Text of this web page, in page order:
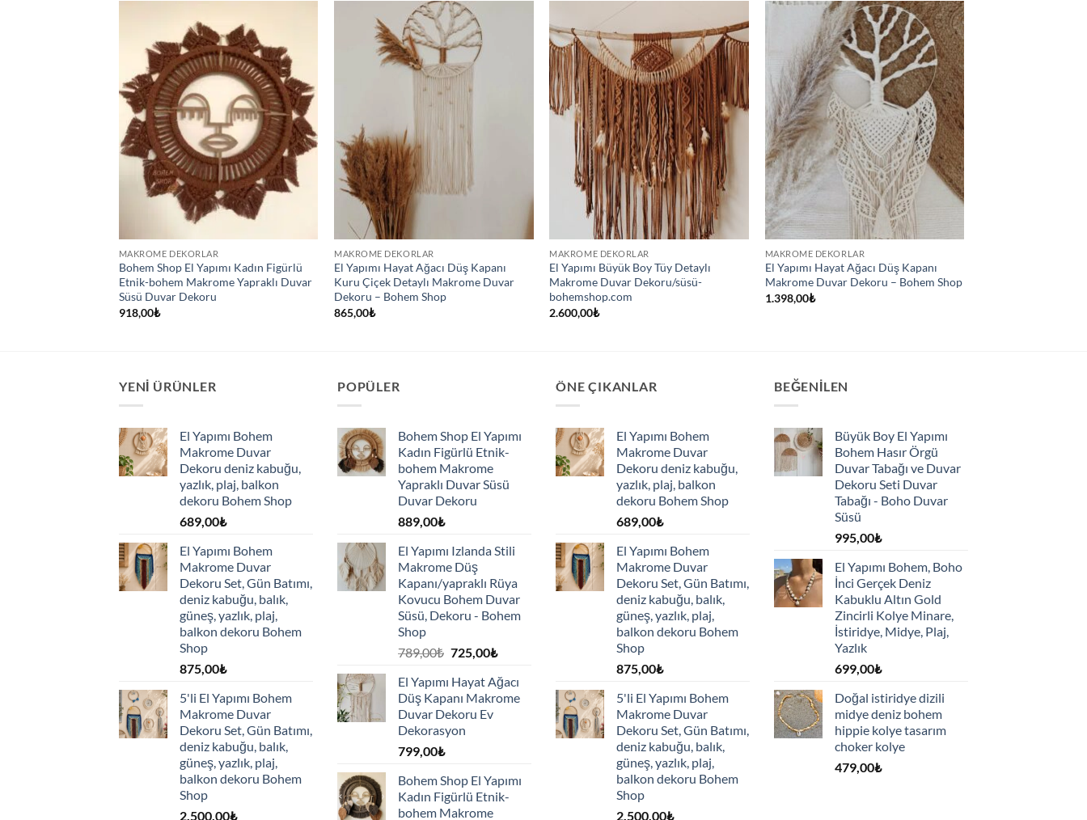
MAKROME DEKORLAR
Bohem Shop El Yapımı Kadın Figürlü
Etnik-bohem Makrome Yapraklı Duvar
Süsü Duvar Dekoru
918,00₺
MAKROME DEKORLAR
El Yapımı Hayat Ağacı Düş Kapanı
Kuru Çiçek Detaylı Makrome Duvar
Dekoru – Bohem Shop
865,00₺
MAKROME DEKORLAR
El Yapımı Büyük Boy Tüy Detaylı
Makrome Duvar Dekoru/süsü-
bohemshop.com
2.600,00₺
MAKROME DEKORLAR
El Yapımı Hayat Ağacı Düş Kapanı
Makrome Duvar Dekoru – Bohem Shop
1.398,00₺
YENI ÜRÜNLER
El Yapımı Bohem
Makrome Duvar
Dekoru deniz kabuğu,
yazlık, plaj, balkon
dekoru Bohem Shop
689,00₺
El Yapımı Bohem
Makrome Duvar
Dekoru Set, Gün Batımı,
deniz kabuğu, balık,
güneş, yazlık, plaj,
balkon dekoru Bohem
Shop
875,00₺
5'li El Yapımı Bohem
Makrome Duvar
Dekoru Set, Gün Batımı,
deniz kabuğu, balık,
güneş, yazlık, plaj,
balkon dekoru Bohem
Shop
2.500,00₺
POPÜLER
Bohem Shop El Yapımı
Kadın Figürlü Etnik-
bohem Makrome
Yapraklı Duvar Süsü
Duvar Dekoru
889,00₺
El Yapımı Izlanda Stili
Makrome Düş
Kapanı/yapraklı Rüya
Kovucu Bohem Duvar
Süsü, Dekoru - Bohem
Shop
789,00₺ Orijinal
789,00₺.
725,00₺Şu
fiyat:
725,00₺.
El Yapımı Hayat Ağacı
Düş Kapanı Makrome
Duvar Dekoru Ev
Dekorasyon
799,00₺
Bohem Shop El Yapımı
Kadın Figürlü Etnik-
bohem Makrome
ÖNE ÇIKANLAR
El Yapımı Bohem
Makrome Duvar
Dekoru deniz kabuğu,
yazlık, plaj, balkon
dekoru Bohem Shop
689,00₺
El Yapımı Bohem
Makrome Duvar
Dekoru Set, Gün Batımı,
deniz kabuğu, balık,
güneş, yazlık, plaj,
balkon dekoru Bohem
Shop
875,00₺
5'li El Yapımı Bohem
Makrome Duvar
Dekoru Set, Gün Batımı,
deniz kabuğu, balık,
güneş, yazlık, plaj,
balkon dekoru Bohem
Shop
2.500,00₺
BEĞENILEN
Büyük Boy El Yapımı
Bohem Hasır Örgü
Duvar Tabağı ve Duvar
Dekoru Seti Duvar
Tabağı - Boho Duvar
Süsü
995,00₺
El Yapımı Bohem, Boho
İnci Gerçek Deniz
Kabuklu Altın Gold
Zincirli Kolye Minare,
İstiridye, Midye, Plaj,
Yazlık
699,00₺
Doğal istiridye dizili
midye deniz bohem
hippie kolye tasarım
choker kolye
479,00₺